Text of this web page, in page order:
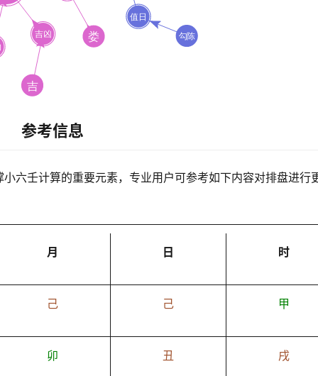
参考信息
六壬计算的重要元素，专业用户可参考如下内容对排盘进行
月 日 时
己 己 甲
卯 丑 戌